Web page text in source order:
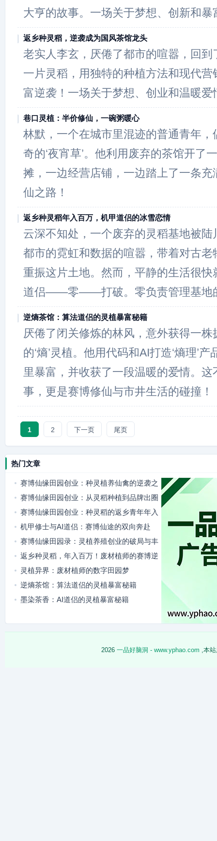
大亨的故事。一场关于梦想、创新和暴
返乡种灵稻，逆袭成为国风茶馆龙头
老实人李玄，厌倦了都市的喧嚣，回到
一片灵稻，用独特的种植方法和现代
富逆袭！一场关于梦想、创业和温暖爱
巷口灵植：半价修仙，一碗粥暖心
林默，一个在城市里混迹的普通青年，
奇的‘夜宵草’。他利用废弃的茶馆开了
摊，一边经营店铺，一边踏上了一条充
仙之路！
返乡种灵稻年入百万，机甲道侣的冰雪恋情
云深不知处，一个废弃的灵稻基地被
都市的霓虹和数据的喧嚣，带着对古老
重振这片土地。然而，平静的生活很快
道侣——零——打破。零负责管理基地
逆熵茶馆：算法道侣的灵植暴富秘籍
厌倦了闭关修炼的林风，意外获得一株
的‘熵’灵植。他用代码和AI打造‘熵理’
里暴富，并收获了一段温暖的爱情。这
事，更是赛博修仙与市井生活的碰撞！
1 2 下一页 尾页
热门文章
赛博仙缘田园创业：种灵植养仙禽的逆袭之
路
赛博仙缘田园创业：从灵稻种植到品牌出圈
赛博仙缘田园创业：种灵稻的返乡青年年入
百万
机甲修士与AI道侣：赛博仙途的双向奔赴
赛博仙缘田园录：灵植养殖创业的破局与丰
收
返乡种灵稻，年入百万！废材植师的赛博逆
袭
灵植异界：废材植师的数字田园梦
逆熵茶馆：算法道侣的灵植暴富秘籍
墨染茶香：AI道侣的灵植暴富秘籍
2026 一品好脑洞 - www.yphao.com ,本